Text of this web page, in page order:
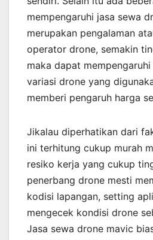
mempengaruhi jasa sewa
merupakan pengalaman
operator drone, semakin
maka dapat
variasi drone yang
memberi pengaruh harga
Jikalau diperhatikan dari
ini terhitung cukup murah
resiko kerja yang cukup
penerbang drone mesti
kodisi lapangan, setting
mengecek kondisi drone
Jasa sewa drone mavic